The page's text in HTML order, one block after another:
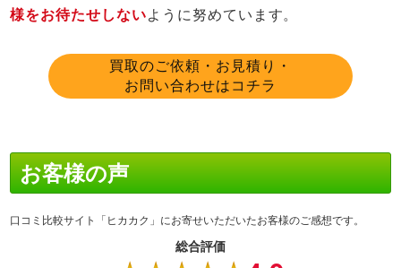
様をお待たせしないように努めています。
買取のご依頼・お見積り・
お問い合わせはコチラ
お客様の声
口コミ比較サイト「 ヒカカク 」にお寄せいただいたお客様のご感想です。
総合評価